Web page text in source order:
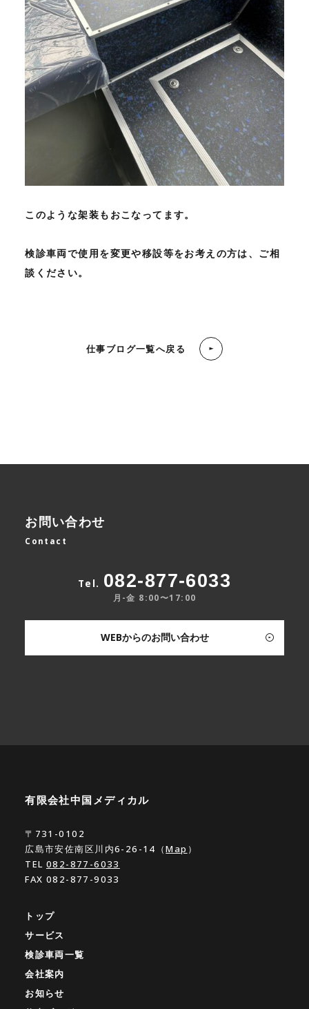
このような架装もおこなってます。
検診車両で使用を変更や移設等をお考えの方は、ご相
談ください。
仕事ブログ一覧へ戻る
お問い合わせ
Contact
Tel. 082-877-6033
月-金 8:00〜17:00
WEBからのお問い合わせ
有限会社中国メディカル
〒731-0102
広島市安佐南区川内6-26-14（Map ）
TEL 082-877-6033
FAX 082-877-9033
トップ
サービス
検診車両一覧
会社案内
お知らせ